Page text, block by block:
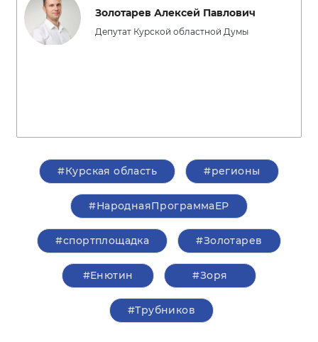
Золотарев Алексей Павлович
Депутат Курской областной Думы
#Курская область #регионы
#НароднаяПрограммаЕР
#спортплощадка #Золотарев
#Енютин #Зоря
#Трубников